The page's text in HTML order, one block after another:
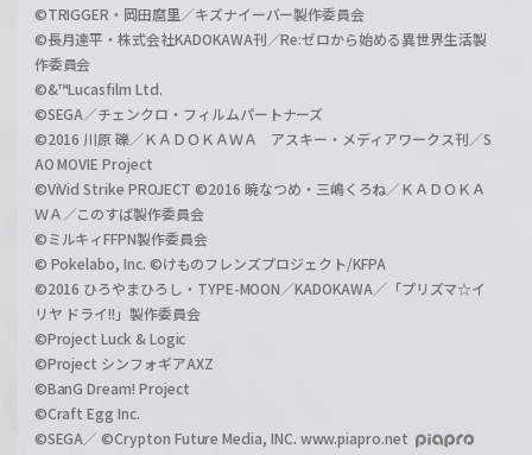
©TRIGGER・岡田麿里／キズナイーバー製作委員会
©長月達平・株式会社KADOKAWA刊／Re:ゼロから始める異世界生活製
作委員会
©&™Lucasfilm Ltd.
©SEGA／チェンクロ・フィルムパートナーズ
©2016 川原 礫／ＫＡＤＯＫＡＷＡ アスキー・メディアワークス刊／S
AO MOVIE Project
©ViVid Strike PROJECT ©2016 暁なつめ・三嶋くろね／ＫＡＤＯＫＡ
ＷＡ／このすば製作委員会
©ミルキィFFPN製作委員会
© Pokelabo, Inc. ©けものフレンズプロジェクト/KFPA
©2016 ひろやまひろし・TYPE-MOON／KADOKAWA／「プリズマ☆イ
リヤ ドライ!!」製作委員会
©Project Luck & Logic
©Project シンフォギアAXZ
©BanG Dream! Project
©Craft Egg Inc.
©SEGA／ ©Crypton Future Media, INC. www.piapro.net